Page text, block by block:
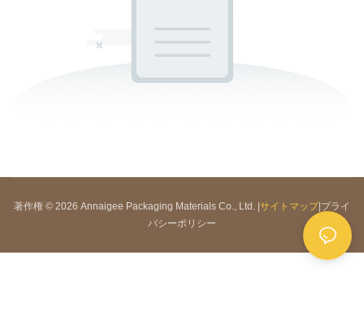
著作権 © 2026 Annaigee Packaging Materials Co., Ltd. |サイトマップ|プライ
バシーポリシー